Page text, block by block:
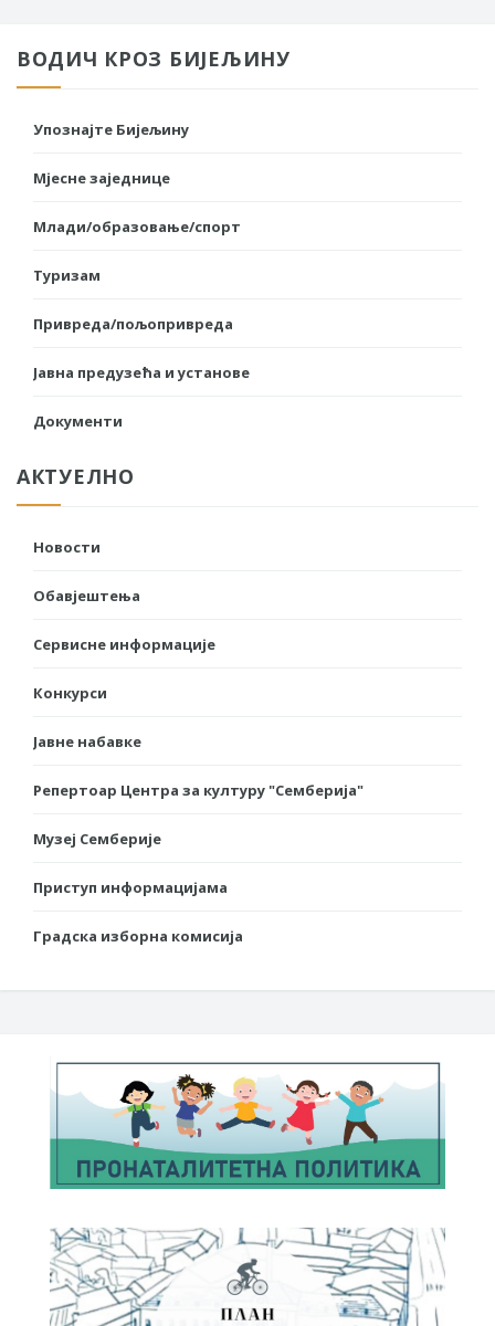
ВОДИЧ КРОЗ БИЈЕЉИНУ
Упознајте Бијељину
Мјесне заједнице
Млади/образовање/спорт
Туризам
Привреда/пољопривреда
Јавна предузећа и установе
Документи
АКТУЕЛНО
Новости
Обавјештења
Сервисне информације
Конкурси
Јавне набавке
Репертоар Центра за културу "Семберија"
Музеј Семберије
Приступ информацијама
Градска изборна комисија